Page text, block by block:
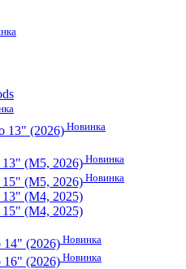
13" (2026) Новинка
(M5, 2026) Новинка
(M5, 2026) Новинка
(M4, 2025)
(M4, 2025)
14" (2026) Новинка
16" (2026) Новинка